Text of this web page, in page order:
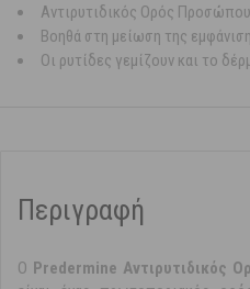
Αντιρυτιδικός Ορός
Βοηθά στη μείωση της
Οι ρυτίδες γεμίζουν και το
Περιγραφή
Ο Predermine Αντιρυτιδικός